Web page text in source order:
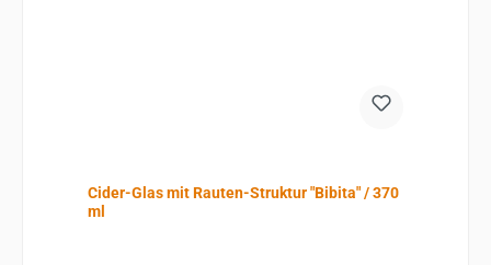
Cider-Glas mit Rauten-Struktur "Bibita" / 370
ml